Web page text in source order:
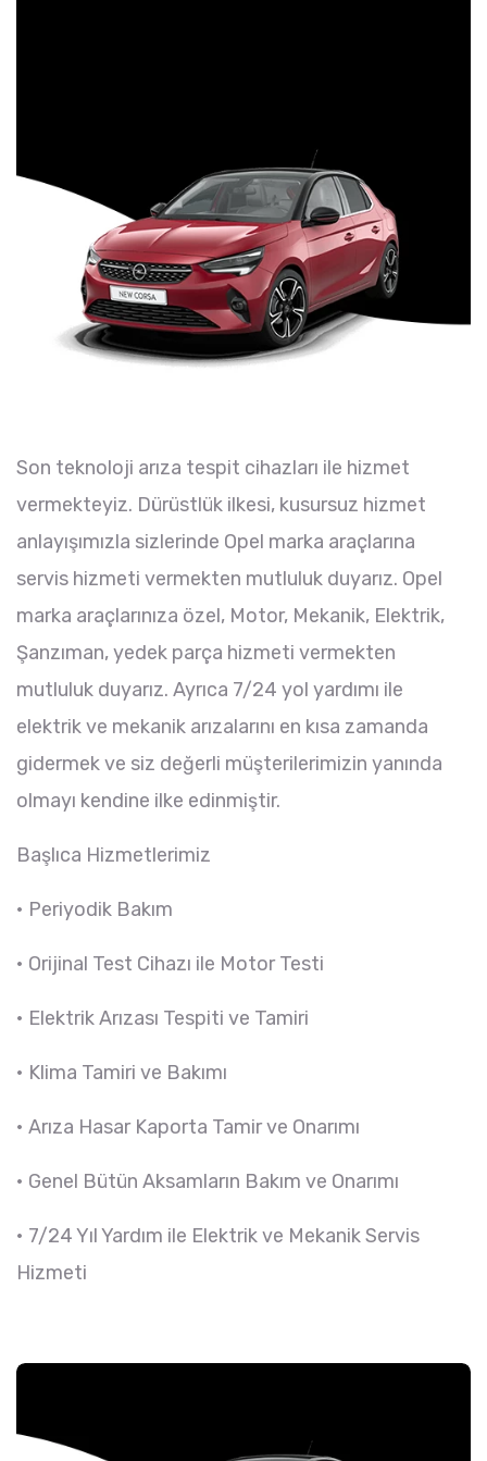
Son teknoloji arıza tespit cihazları ile hizmet
vermekteyiz. Dürüstlük ilkesi, kusursuz hizmet
anlayışımızla sizlerinde Opel marka araçlarına
servis hizmeti vermekten mutluluk duyarız. Opel
marka araçlarınıza özel, Motor, Mekanik, Elektrik,
Şanzıman, yedek parça hizmeti vermekten
mutluluk duyarız. Ayrıca 7/24 yol yardımı ile
elektrik ve mekanik arızalarını en kısa zamanda
gidermek ve siz değerli müşterilerimizin yanında
olmayı kendine ilke edinmiştir.
Başlıca Hizmetlerimiz
• Periyodik Bakım
• Orijinal Test Cihazı ile Motor Testi
• Elektrik Arızası Tespiti ve Tamiri
• Klima Tamiri ve Bakımı
• Arıza Hasar Kaporta Tamir ve Onarımı
• Genel Bütün Aksamların Bakım ve Onarımı
• 7/24 Yıl Yardım ile Elektrik ve Mekanik Servis
Hizmeti